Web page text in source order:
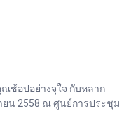
ช้อปอย่างจุใจ กับหลาก
ยน 2558 ณ ศูนย์การประชุม